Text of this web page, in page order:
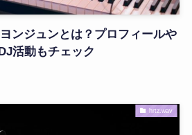
ンジュンとは？プロフィールや
活動もチェック
hrtz.wav